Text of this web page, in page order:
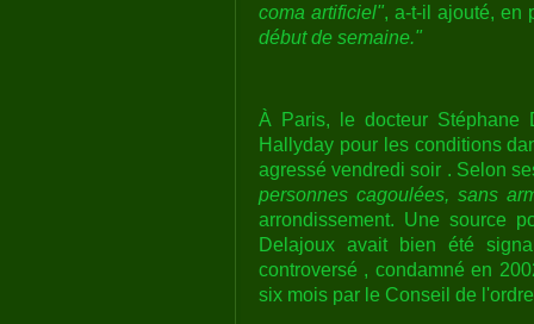
coma artificiel", a-t-il ajouté, en
début de semaine."
À Paris, le docteur Stéphane
Hallyday pour les conditions
agressé vendredi soir . Selon
personnes cagoulées, sans
arrondissement. Une source
Delajoux avait bien été
controversé , condamné en
six mois par le Conseil de